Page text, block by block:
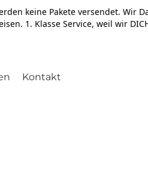
keine Pakete versendet. Wir
1. Klasse Service, weil wir
Kontakt